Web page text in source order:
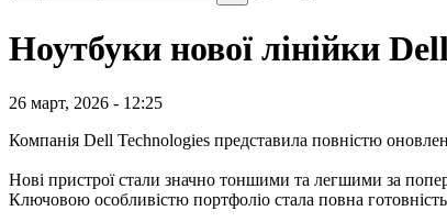
Ноутбуки нової лінійки
26 март, 2026 - 12:25
Компанія Dell Technologies представила повністю
Нові пристрої стали значно тоншими та легшими за
Ключовою особливістю портфоліо стала повна